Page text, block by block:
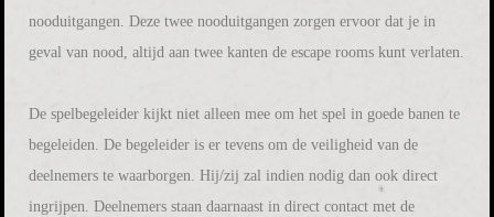
nooduitgangen. Deze twee nooduitgangen zorgen ervoor dat je in
geval van nood, altijd aan twee kanten de escape rooms kunt verlaten.
De spelbegeleider kijkt niet alleen mee om het spel in goede banen te
begeleiden. De begeleider is er tevens om de veiligheid van de
deelnemers te waarborgen. Hij/zij zal indien nodig dan ook direct
ingrijpen. Deelnemers staan daarnaast in direct contact met de